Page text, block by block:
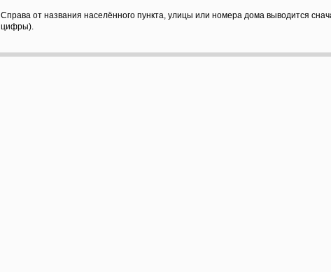
Справа от названия населённого пункта, улицы или номера дома выводится
цифры).